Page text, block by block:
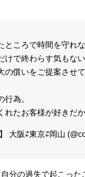
ところで時間を守れ
けで終わらす気もない
の償いをご提案させ
為。
れたお客様が好きだか
大阪⇄東京⇄岡山
分の過失で起こっ